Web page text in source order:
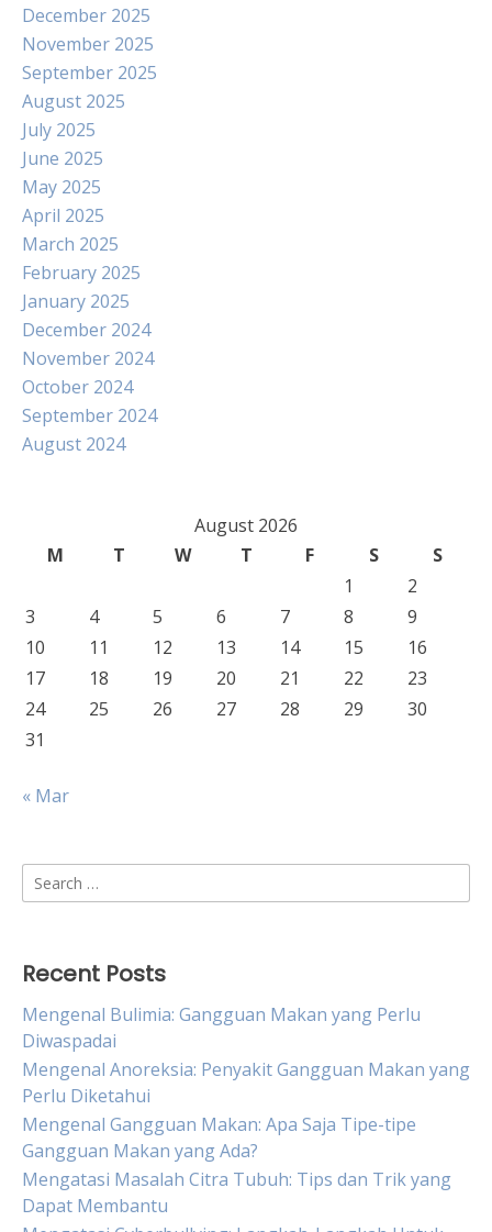
December 2025
November 2025
September 2025
August 2025
July 2025
June 2025
May 2025
April 2025
March 2025
February 2025
January 2025
December 2024
November 2024
October 2024
September 2024
August 2024
August 2026
M
T W T F S
S
1
2
3
4 5 6 7 8
9
10
11 12 13 14 15
16
17
18 19 20 21 22
23
24
25 26 27 28 29
30
31
« Mar
Search
for:
Recent Posts
Mengenal Bulimia: Gangguan Makan yang Perlu
Diwaspadai
Mengenal Anoreksia: Penyakit Gangguan Makan yang
Perlu Diketahui
Mengenal Gangguan Makan: Apa Saja Tipe-tipe
Gangguan Makan yang Ada?
Mengatasi Masalah Citra Tubuh: Tips dan Trik yang
Dapat Membantu